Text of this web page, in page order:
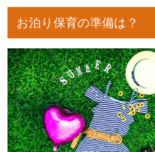
お泊り保育の準備は？